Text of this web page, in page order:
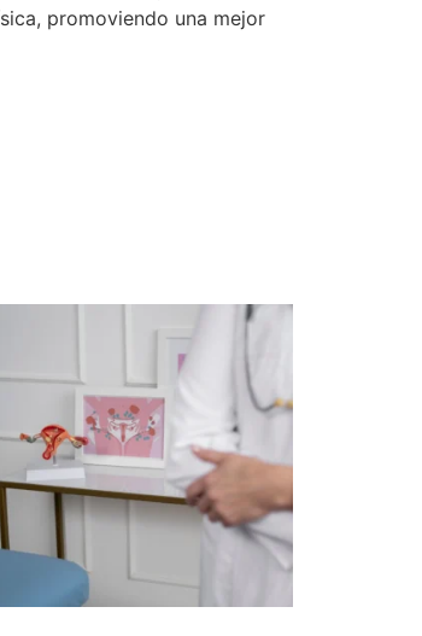
promoviendo una mejor